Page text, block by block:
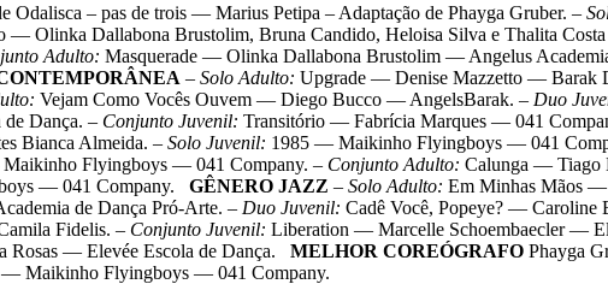
Odalisca – pas de trois — Marius Petipa – Adaptação de Phayga Gruber. –
— Olinka Dallabona Brustolim, Bruna Candido, Heloisa Silva e Thalita
Adulto: Masquerade — Olinka Dallabona Brustolim — Angelus
– Solo Adulto: Upgrade — Denise Mazzetto — Barak
Vejam Como Vocês Ouvem — Diego Bucco — AngelsBarak. – Duo
Dança. – Conjunto Juvenil: Transitório — Fabrícia Marques — 041
Bianca Almeida. – Solo Juvenil: 1985 — Maikinho Flyingboys — 041
Flyingboys — 041 Company. – Conjunto Adulto: Calunga — Tiago
— 041 Company. GÊNERO JAZZ – Solo Adulto: Em Minhas Mãos
de Dança Pró-Arte. – Duo Juvenil: Cadê Você, Popeye? —
Fidelis. – Conjunto Juvenil: Liberation — Marcelle Schoembaecler —
Rosas — Elevée Escola de Dança. MELHOR COREÓGRAFO Phayga
— Maikinho Flyingboys — 041 Company.